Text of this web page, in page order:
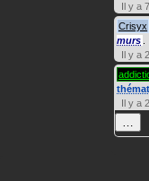
Il y a
Crisyx
murs
Il y a
Il y a
…